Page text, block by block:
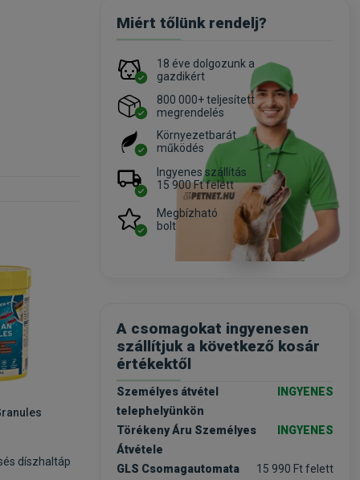
díszhaltáp
Miért tőlünk rendelj?
18 éve dolgozunk a
gazdikért
800 000+ teljesített
megrendelés
Környezetbarát
működés
Ingyenes szállítás
15 900 Ft felett
Megbízható
bolt
A csomagokat ingyenesen
szállítjuk a következő kosár
értékektől
Személyes átvétel
telephelyünkön
INGYENES
Törékeny Áru Személyes
Átvétele
INGYENES
GLS Csomagautomata
15 990 Ft felett